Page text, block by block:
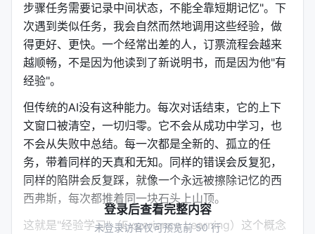
步骤任务需要记录中间状态，不能全靠短期记忆"。下
次遇到类似任务，我会自然而然地调用这些经验，做
得更好、更快。一个经常出差的人，订票流程会越来
越顺畅，不是因为他读到了新说明书，而是因为他"有
经验"。
但传统的AI没有这种能力。每次对话结束，它的上下
文窗口被清空，一切归零。它不会从成功中学习，也
不会从失败中总结。每一次都是全新的、孤立的任
务，带着同样的天真和无知。同样的错误会反复犯，
同样的陷阱会反复踩，就像一个永远被擦除记忆的西
西弗斯，每次都推着同一块石头上山顶。
这就是"经验学习"（Experience Learning）这个概念
登录后查看完整内容
未登录访客仅可预览前 50 行